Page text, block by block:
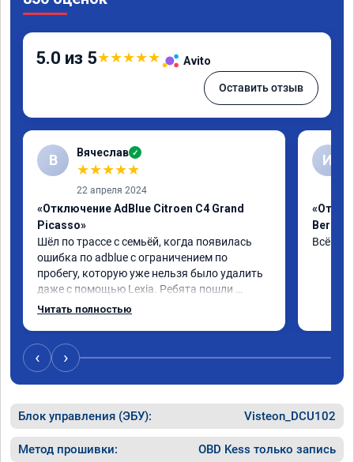
5.0 из 5★★★★★ Avito
Оставить отзыв
В Вячеслав ✓
★★★★★
22 апреля 2024
«Отключение AdBlue Citroen C4 Grand
Picasso»
Шёл по трассе с семьёй, когда появилась
ошибка по adblue с ограничением по
пробегу, которую уже нельзя было удалить
даже с помощью Lexia. Ребята пошли
навстречу, оперативно приняли и за час
Читать полностью
И
Всё
‹ ›
Блок управления (ЭБУ): Visteon_DCU102
Метод прошивки: OBD Kess только запись